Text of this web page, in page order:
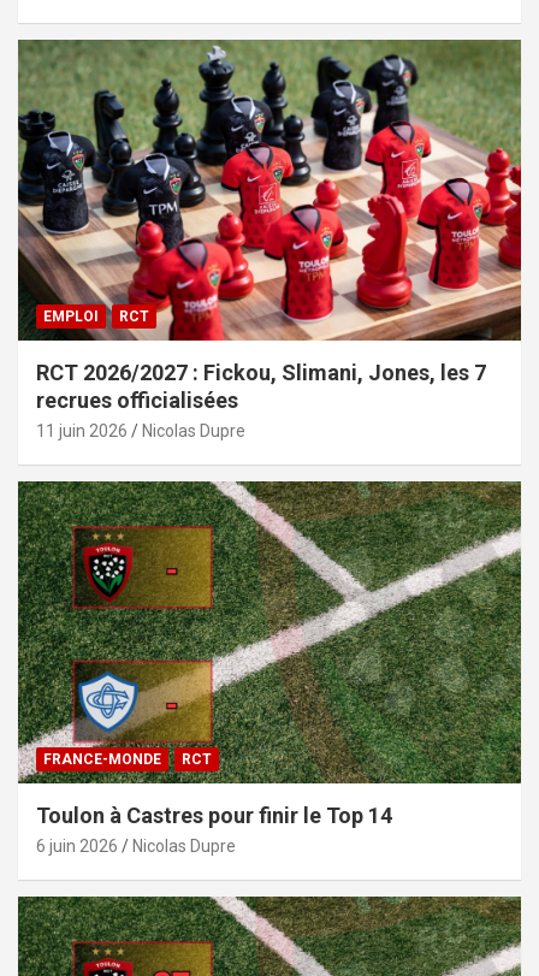
EMPLOI RCT
RCT 2026/2027 : Fickou, Slimani, Jones, les 7
recrues officialisées
11 juin 2026 Nicolas Dupre
FRANCE-MONDE RCT
Toulon à Castres pour finir le Top 14
6 juin 2026 Nicolas Dupre